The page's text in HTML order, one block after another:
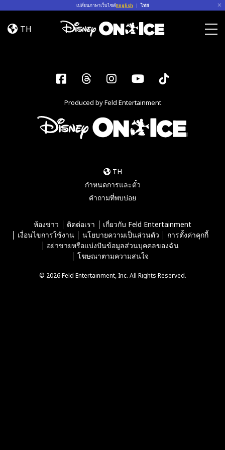
เปลี่ยนภาษาเว็บไซต์English | ไทย
Jump
In!TH
Facebook
ThreadsInstagram
YouTubeTiktok
Produced by Feld Entertainment
TH
กำหนดการและตั๋ว
คำถามที่พบบ่อย
ห้องข่าว ติดต่อเรา
เกี่ยวกับ Feld Entertainment
เงื่อนไขการใช้งาน
นโยบายความเป็นส่วนตัว
การตั้งค่าคุกกี้
อย่าขายหรือแบ่งปันข้อมูลส่วนบุคคลของฉัน
โฆษณาตามความสนใจ
© 2026 Feld Entertainment, Inc. All Rights Reserved.